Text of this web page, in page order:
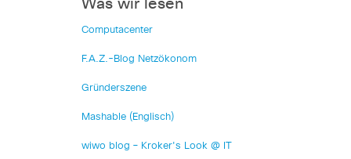
Was wir lesen
Computacenter
F.A.Z.-Blog Netzökonom
Gründerszene
Mashable (Englisch)
wiwo blog – Kroker's Look @ IT